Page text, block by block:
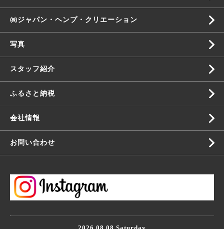
㈱ジャパン・ヘンプ・クリエーション
写真
スタッフ紹介
ふるさと納税
会社情報
お問い合わせ